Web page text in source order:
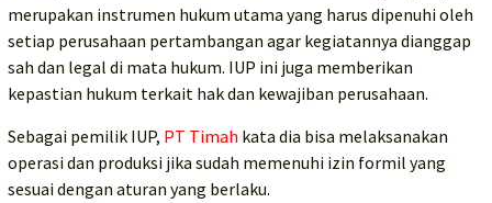
merupakan instrumen hukum utama yang harus dipenuhi oleh
setiap perusahaan pertambangan agar kegiatannya dianggap
sah dan legal di mata hukum. IUP ini juga memberikan
kepastian hukum terkait hak dan kewajiban perusahaan.
Sebagai pemilik IUP, PT Timah kata dia bisa melaksanakan
operasi dan produksi jika sudah memenuhi izin formil yang
sesuai dengan aturan yang berlaku.